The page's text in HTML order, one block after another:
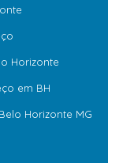
Horizonte
em BH
Horizonte MG